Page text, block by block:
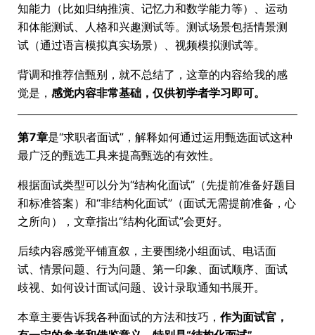
知能力（比如归纳推演、记忆力和数学能力等）、运动
和体能测试、人格和兴趣测试等。测试场景包括情景测
试（通过语言模拟真实场景）、视频模拟测试等。
背调和推荐信甄别，就不总结了，这章的内容给我的感
觉是， 感觉内容非常基础，仅供初学者学习即可。
第7章是“求职者面试”，解释如何通过运用甄选面试这种
最广泛的甄选工具来提高甄选的有效性。
根据面试类型可以分为“结构化面试”（先提前准备好题目
和标准答案）和“非结构化面试”（面试无需提前准备，心
之所向），文章指出“结构化面试”会更好。
后续内容感觉平铺直叙，主要围绕小组面试、电话面
试、情景问题、行为问题、第一印象、面试顺序、面试
歧视、如何设计面试问题、设计录取通知书展开。
本章主要告诉我各种面试的方法和技巧， 作为面试官，